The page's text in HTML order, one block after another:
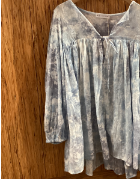
サーフTOP
スノーTOP
スケートTOP
CONTENTS
ブランド一覧
特集一覧